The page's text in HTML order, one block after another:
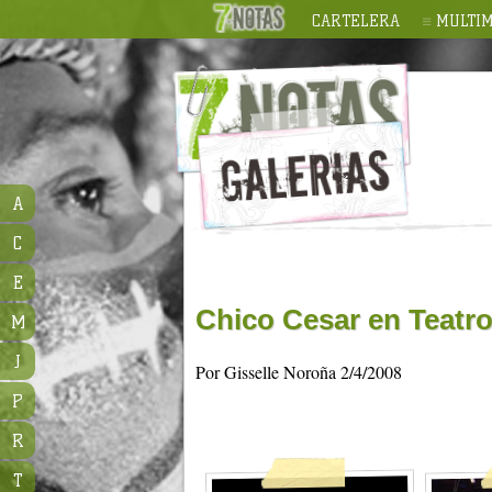
CARTELERA
Chico Cesar en
Por Gisselle Noroña 2/4/2008
A
C
E
M
J
P
R
T